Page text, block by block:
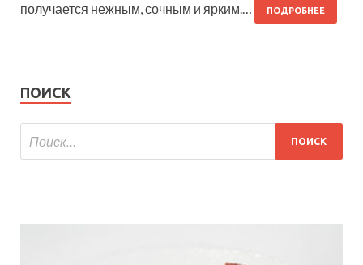
получается нежным, сочным и ярким.…
ПОДРОБНЕЕ
ПОИСК